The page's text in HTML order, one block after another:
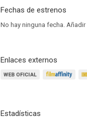
Fechas de estrenos
No hay ninguna fecha. Añadir
Enlaces externos
Estadísticas